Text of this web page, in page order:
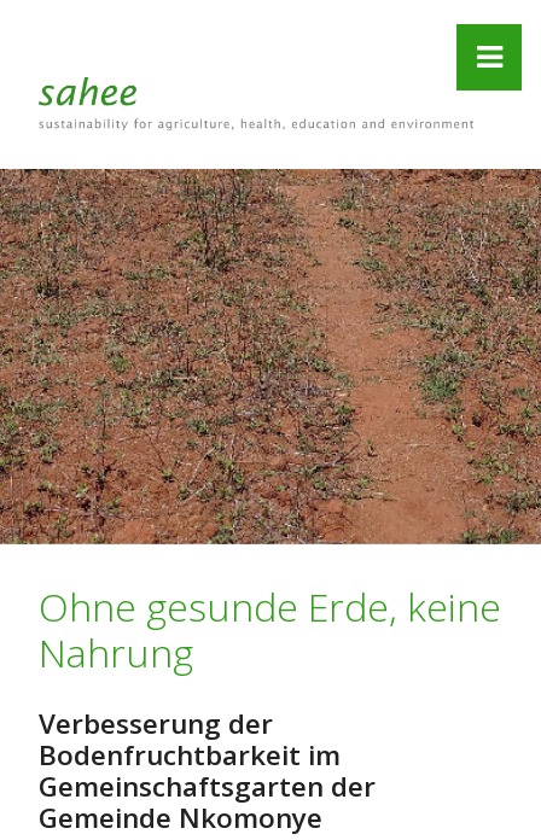
Ohne gesunde Erde, keine
Nahrung
Verbesserung der
Bodenfruchtbarkeit im
Gemeinschaftsgarten der
Gemeinde Nkomonye